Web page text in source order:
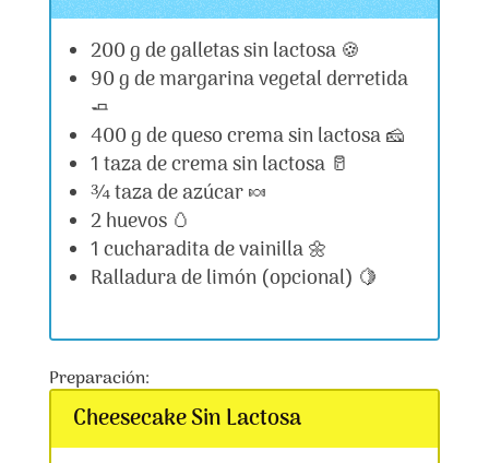
200 g de galletas sin lactosa 🍪
90 g de margarina vegetal derretida
🧈
400 g de queso crema sin lactosa 🧀
1 taza de crema sin lactosa 🥛
¾ taza de azúcar 🍬
2 huevos 🥚
1 cucharadita de vainilla 🌼
Ralladura de limón (opcional) 🍋
Preparación:
Cheesecake Sin Lactosa